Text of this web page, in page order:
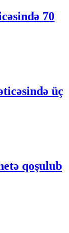
70
üç
qoşulub